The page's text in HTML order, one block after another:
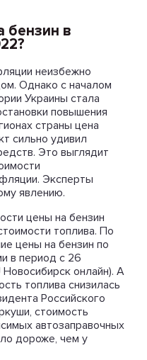
бензин в
неизбежно
Однако с началом
Украины стала
повышения
страны цена
сильно удивил
Это выглядит
Эксперты
явлению.
цены на бензин
топлива. По
цены на бензин по
в период с 26
онлайн). А
топлива снизилась
Российского
стоимость
автозаправочных
дороже, чем у